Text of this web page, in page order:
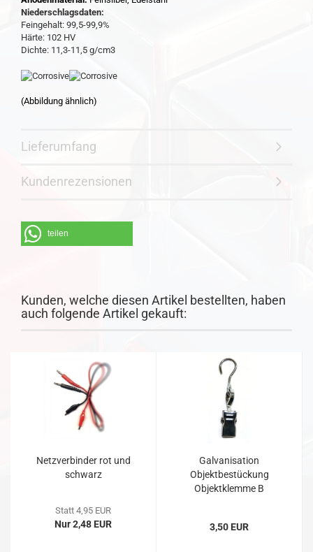
Niederschlagsdaten:
Feingehalt: 99,5-99,9%
Härte: 102 HV
Dichte: 11,3-11,5 g/cm3
(Abbildung ähnlich)
Lieferumfang
Kundenrezensionen
teilen
Kunden, welche diesen Artikel bestellten, haben
auch folgende Artikel gekauft:
Netzverbinder rot und
schwarz
Statt 4,95 EUR
Nur 2,48 EUR
Galvanisation
Objektbestückung
Objektklemme B
3,50 EUR